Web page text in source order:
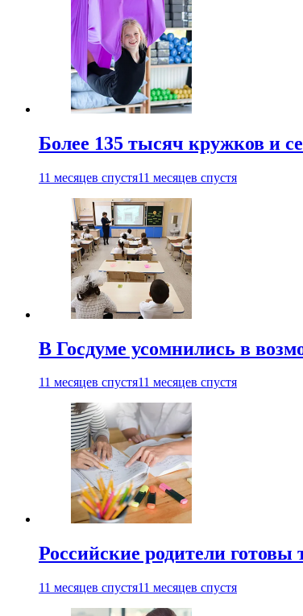
Более 135 тысяч кружков и
11 месяцев спустя11 месяцев спустя
В Госдуме усомнились в
11 месяцев спустя11 месяцев спустя
Российские родители готовы
11 месяцев спустя11 месяцев спустя